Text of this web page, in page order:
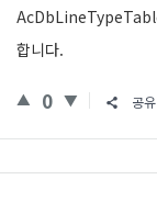
합니다.
0 공유